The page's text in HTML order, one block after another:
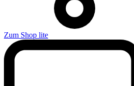
Zum Shop lite